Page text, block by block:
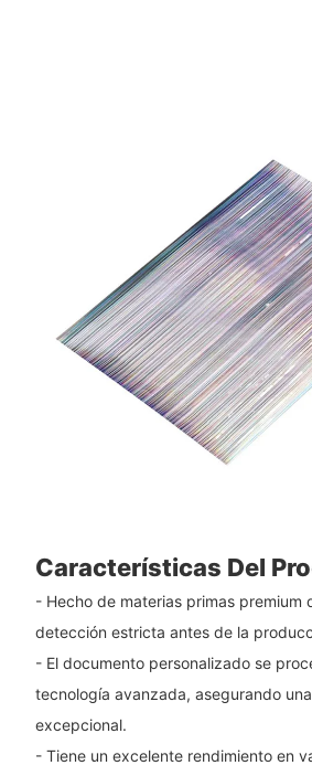
Características Del
- Hecho de materias primas premium
detección estricta antes de la
- El documento personalizado se
tecnología avanzada, asegurando
excepcional.
- Tiene un excelente rendimiento en